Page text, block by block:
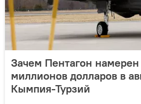
Зачем Пентагон
миллионов долларов в
Кымпия-Турзий